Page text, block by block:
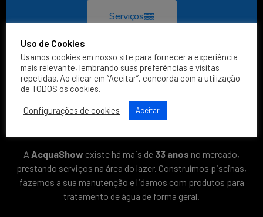
Serviços
A AcquaShow existe há mais de 33 anos no mercado,
prestando serviços na área do lazer. Construímos piscinas,
fazemos a sua manutenção e lidamos com produtos para
tratamento de água de forma geral.
Uso de Cookies
Usamos cookies em nosso site para fornecer a experiência
mais relevante, lembrando suas preferências e visitas
repetidas. Ao clicar em “Aceitar”, concorda com a utilização
de TODOS os cookies.
Configurações de cookies Aceitar